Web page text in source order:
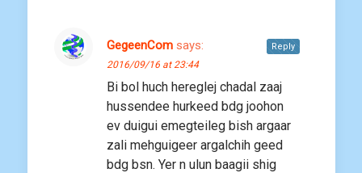
GegeenCom says:
2016/09/16 at 23:44
Bi bol huch hereglej chadal zaaj
hussendee hurkeed bdg joohon
ev duigui emegteileg bish argaar
zali mehguigeer argalchih geed
bdg bsn. Yer n ulun baagii shig
Reply